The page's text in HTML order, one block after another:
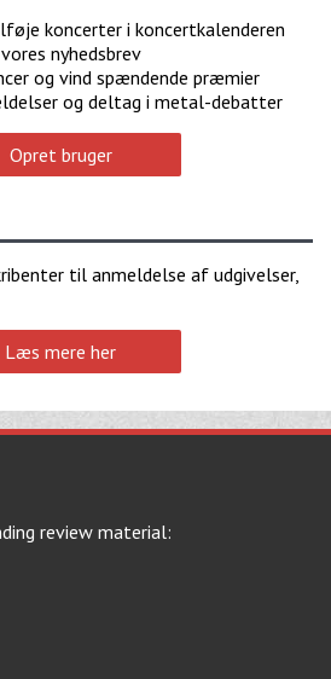
koncerter i koncertkalenderen
nyhedsbrev
og vind spændende præmier
og deltag i metal-debatter
Opret bruger
til anmeldelse af udgivelser,
Læs mere her
review material: